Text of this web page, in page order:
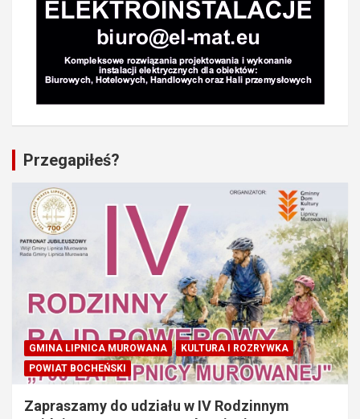
Przegapiłeś?
GMINA LIPNICA MUROWANA
KULTURA I ROZRYWKA
POWIAT BOCHEŃSKI
Zapraszamy do udziału w IV Rodzinnym